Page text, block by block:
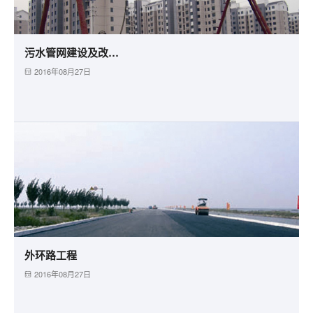
污水管网建设及改造工程
2016年08月27日
外环路工程
2016年08月27日